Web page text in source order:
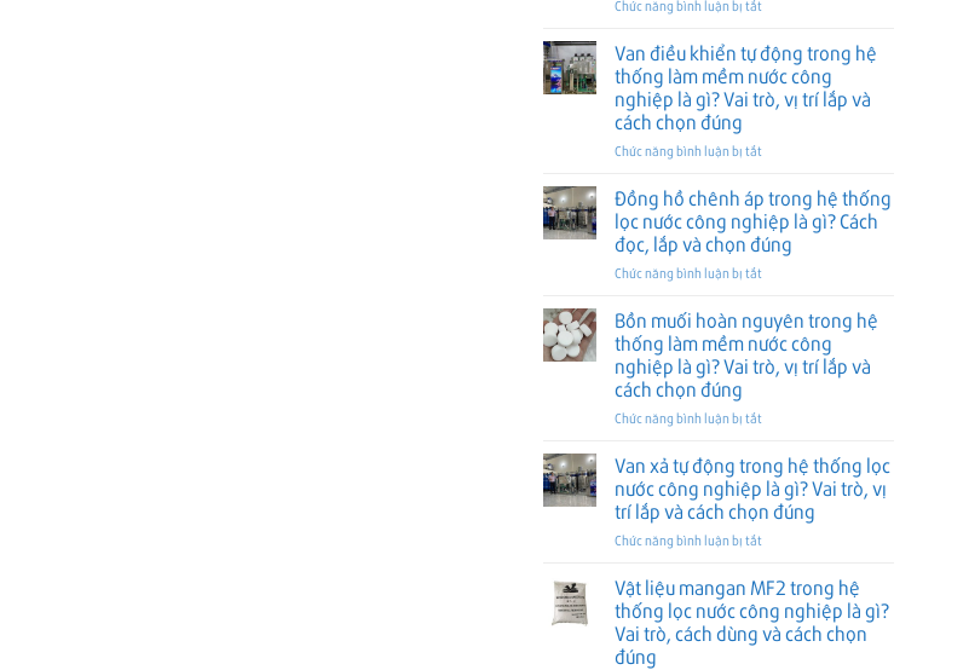
là
Vai
trò,
vị
trí
và
chọn
đúng
thống
nước
công
nghiệp
là
Phân
vai
trò
và
cách
chọn
Chức năng bình luận bị tắtở
lọc
FRP
trong
hệ
lọc
công
nghiệp
là
gì?
Cấu
ưu
điểm
và
cách
đúng
Van điều khiển tự động trong hệ
thống làm mềm nước công
nghiệp là gì? Vai trò, vị trí lắp và
cách chọn đúng
Chức năng bình luận bị tắtở
điều
khiển
tự
động
trong
thống
làm
mềm
nước
nghiệp
gì?
Vai
trò,
vị
trí
và
chọn
đúng
Đồng hồ chênh áp trong hệ thống
lọc nước công nghiệp là gì? Cách
đọc, lắp và chọn đúng
Chức năng bình luận bị tắtở
hồ
chênh
áp
trong
thống
công
nghiệp
là
gì?
đọc,
lắp
và
chọn
Bồn muối hoàn nguyên trong hệ
thống làm mềm nước công
nghiệp là gì? Vai trò, vị trí lắp và
cách chọn đúng
Chức năng bình luận bị tắtở
muối
hoàn
nguyên
trong
hệ
làm
nước
công
Van xả tự động trong hệ thống lọc
nước công nghiệp là gì? Vai trò, vị
trí lắp và cách chọn đúng
Chức năng bình luận bị tắtở
xả
tự
động
trong
Vật liệu mangan MF2 trong hệ
thống lọc nước công nghiệp là gì?
Vai trò, cách dùng và cách chọn
đúng